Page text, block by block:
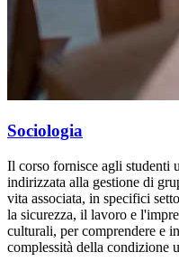
Sociologia
Il corso fornisce agli studenti
indirizzata alla gestione di
vita associata, in specifici
la sicurezza, il lavoro e
culturali, per comprendere e
complessità della condizione